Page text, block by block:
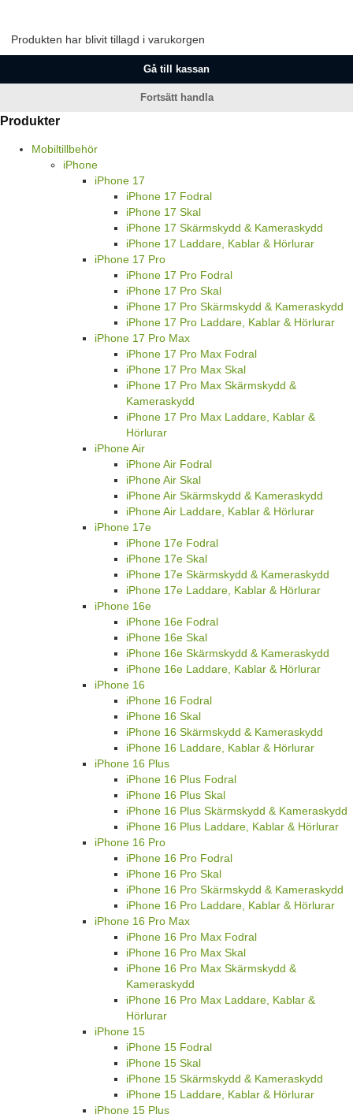
Produkten har blivit tillagd i varukorgen
Gå till kassan
Fortsätt handla
Produkter
Mobiltillbehör
iPhone
iPhone 17
iPhone 17 Fodral
iPhone 17 Skal
iPhone 17 Skärmskydd & Kameraskydd
iPhone 17 Laddare, Kablar & Hörlurar
iPhone 17 Pro
iPhone 17 Pro Fodral
iPhone 17 Pro Skal
iPhone 17 Pro Skärmskydd & Kameraskydd
iPhone 17 Pro Laddare, Kablar & Hörlurar
iPhone 17 Pro Max
iPhone 17 Pro Max Fodral
iPhone 17 Pro Max Skal
iPhone 17 Pro Max Skärmskydd &
Kameraskydd
iPhone 17 Pro Max Laddare, Kablar &
Hörlurar
iPhone Air
iPhone Air Fodral
iPhone Air Skal
iPhone Air Skärmskydd & Kameraskydd
iPhone Air Laddare, Kablar & Hörlurar
iPhone 17e
iPhone 17e Fodral
iPhone 17e Skal
iPhone 17e Skärmskydd & Kameraskydd
iPhone 17e Laddare, Kablar & Hörlurar
iPhone 16e
iPhone 16e Fodral
iPhone 16e Skal
iPhone 16e Skärmskydd & Kameraskydd
iPhone 16e Laddare, Kablar & Hörlurar
iPhone 16
iPhone 16 Fodral
iPhone 16 Skal
iPhone 16 Skärmskydd & Kameraskydd
iPhone 16 Laddare, Kablar & Hörlurar
iPhone 16 Plus
iPhone 16 Plus Fodral
iPhone 16 Plus Skal
iPhone 16 Plus Skärmskydd & Kameraskydd
iPhone 16 Plus Laddare, Kablar & Hörlurar
iPhone 16 Pro
iPhone 16 Pro Fodral
iPhone 16 Pro Skal
iPhone 16 Pro Skärmskydd & Kameraskydd
iPhone 16 Pro Laddare, Kablar & Hörlurar
iPhone 16 Pro Max
iPhone 16 Pro Max Fodral
iPhone 16 Pro Max Skal
iPhone 16 Pro Max Skärmskydd &
Kameraskydd
iPhone 16 Pro Max Laddare, Kablar &
Hörlurar
iPhone 15
iPhone 15 Fodral
iPhone 15 Skal
iPhone 15 Skärmskydd & Kameraskydd
iPhone 15 Laddare, Kablar & Hörlurar
iPhone 15 Plus